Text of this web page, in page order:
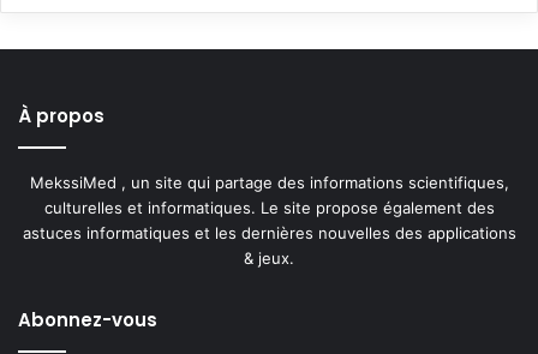
À propos
MekssiMed , un site qui partage des informations scientifiques,
culturelles et informatiques. Le site propose également des
astuces informatiques et les dernières nouvelles des applications
& jeux.
Abonnez-vous